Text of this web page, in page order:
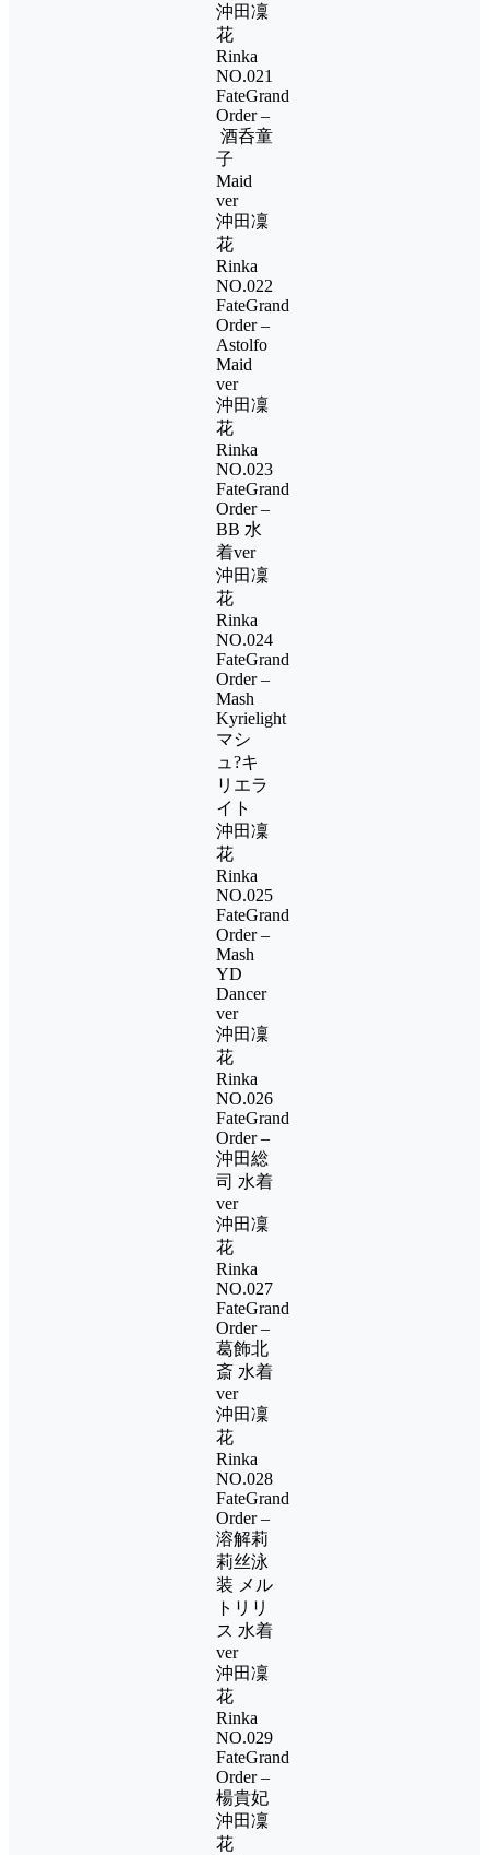
沖田凜
花
Rinka
NO.021
FateGrand
Order –
酒呑童
子
Maid
ver
沖田凜
花
Rinka
NO.022
FateGrand
Order –
Astolfo
Maid
ver
沖田凜
花
Rinka
NO.023
FateGrand
Order –
BB 水
着ver
沖田凜
花
Rinka
NO.024
FateGrand
Order –
Mash
Kyrielight
マシ
ュ?キ
リエラ
イト
沖田凜
花
Rinka
NO.025
FateGrand
Order –
Mash
YD
Dancer
ver
沖田凜
花
Rinka
NO.026
FateGrand
Order –
沖田総
司 水着
ver
沖田凜
花
Rinka
NO.027
FateGrand
Order –
葛飾北
斎 水着
ver
沖田凜
花
Rinka
NO.028
FateGrand
Order –
溶解莉
莉丝泳
装 メル
トリリ
ス 水着
ver
沖田凜
花
Rinka
NO.029
FateGrand
Order –
楊貴妃
沖田凜
花